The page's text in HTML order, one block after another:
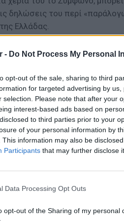
- Do Not Process My Personal
opt-out of the sale, sharing to third
for targeted advertising by
selection. Please note that after your
interest-based ads based on
to third parties prior to your
of your personal information by
This information may also be
Participants that may further disclose
Data Processing Opt Outs
opt-out of the Sharing of my personal
δηλώσεις του περί
Ελλάδας.
δεν απέτρεψε και τις
ενόψει της επίσκεψης
την Πέμπτη. Το ταξίδι
στο Μακεδονικό και
συμφωνίας και λύσης.
Ντιμιτρόφ, αλλά και
Ο πρωθυπουργός των Σκοπίων
για λύση στο ζήτημα της
αξιοπρεπής και να σέβεται
του, τόσο η επίσκεψη
διπλωμάτη, συνιστούν
κοντά στην επίλυση του
λύση και είμαι
είναι αξιοπρεπής και θα